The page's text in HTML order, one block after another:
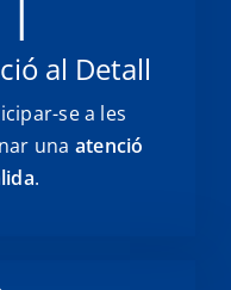
al Detall
se a les
una atenció
.